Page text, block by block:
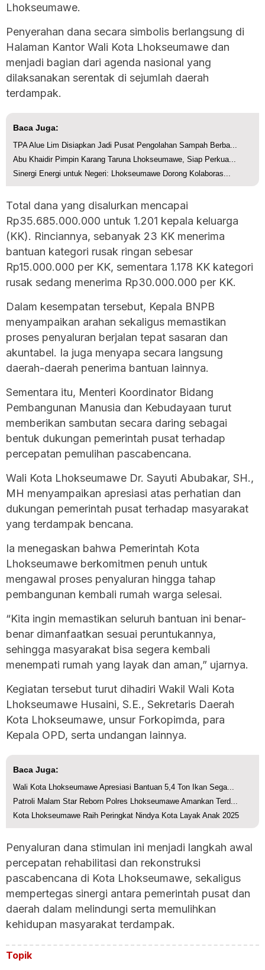
Lhokseumawe.
Penyerahan dana secara simbolis berlangsung di
Halaman Kantor Wali Kota Lhokseumawe dan
menjadi bagian dari agenda nasional yang
dilaksanakan serentak di sejumlah daerah
terdampak.
Baca Juga:
TPA Alue Lim Disiapkan Jadi Pusat Pengolahan Sampah Berba...
Abu Khaidir Pimpin Karang Taruna Lhokseumawe, Siap Perkua...
Sinergi Energi untuk Negeri: Lhokseumawe Dorong Kolaboras...
Total dana yang disalurkan mencapai
Rp35.685.000.000 untuk 1.201 kepala keluarga
(KK). Rinciannya, sebanyak 23 KK menerima
bantuan kategori rusak ringan sebesar
Rp15.000.000 per KK, sementara 1.178 KK kategori
rusak sedang menerima Rp30.000.000 per KK.
Dalam kesempatan tersebut, Kepala BNPB
menyampaikan arahan sekaligus memastikan
proses penyaluran berjalan tepat sasaran dan
akuntabel. Ia juga menyapa secara langsung
daerah-daerah penerima bantuan lainnya.
Sementara itu, Menteri Koordinator Bidang
Pembangunan Manusia dan Kebudayaan turut
memberikan sambutan secara daring sebagai
bentuk dukungan pemerintah pusat terhadap
percepatan pemulihan pascabencana.
Wali Kota Lhokseumawe Dr. Sayuti Abubakar, SH.,
MH menyampaikan apresiasi atas perhatian dan
dukungan pemerintah pusat terhadap masyarakat
yang terdampak bencana.
Ia menegaskan bahwa Pemerintah Kota
Lhokseumawe berkomitmen penuh untuk
mengawal proses penyaluran hingga tahap
pembangunan kembali rumah warga selesai.
“Kita ingin memastikan seluruh bantuan ini benar-
benar dimanfaatkan sesuai peruntukannya,
sehingga masyarakat bisa segera kembali
menempati rumah yang layak dan aman,” ujarnya.
Kegiatan tersebut turut dihadiri Wakil Wali Kota
Lhokseumawe Husaini, S.E., Sekretaris Daerah
Kota Lhokseumawe, unsur Forkopimda, para
Kepala OPD, serta undangan lainnya.
Baca Juga:
Wali Kota Lhokseumawe Apresiasi Bantuan 5,4 Ton Ikan Sega...
Patroli Malam Star Reborn Polres Lhokseumawe Amankan Terd...
Kota Lhokseumawe Raih Peringkat Nindya Kota Layak Anak 2025
Penyaluran dana stimulan ini menjadi langkah awal
percepatan rehabilitasi dan rekonstruksi
pascabencana di Kota Lhokseumawe, sekaligus
mempertegas sinergi antara pemerintah pusat dan
daerah dalam melindungi serta memulihkan
kehidupan masyarakat terdampak.
Topik